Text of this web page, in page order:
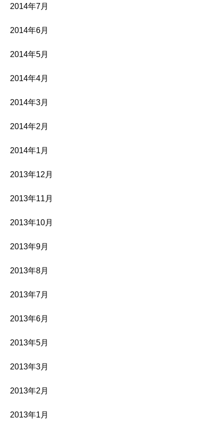
2014年7月
2014年6月
2014年5月
2014年4月
2014年3月
2014年2月
2014年1月
2013年12月
2013年11月
2013年10月
2013年9月
2013年8月
2013年7月
2013年6月
2013年5月
2013年3月
2013年2月
2013年1月